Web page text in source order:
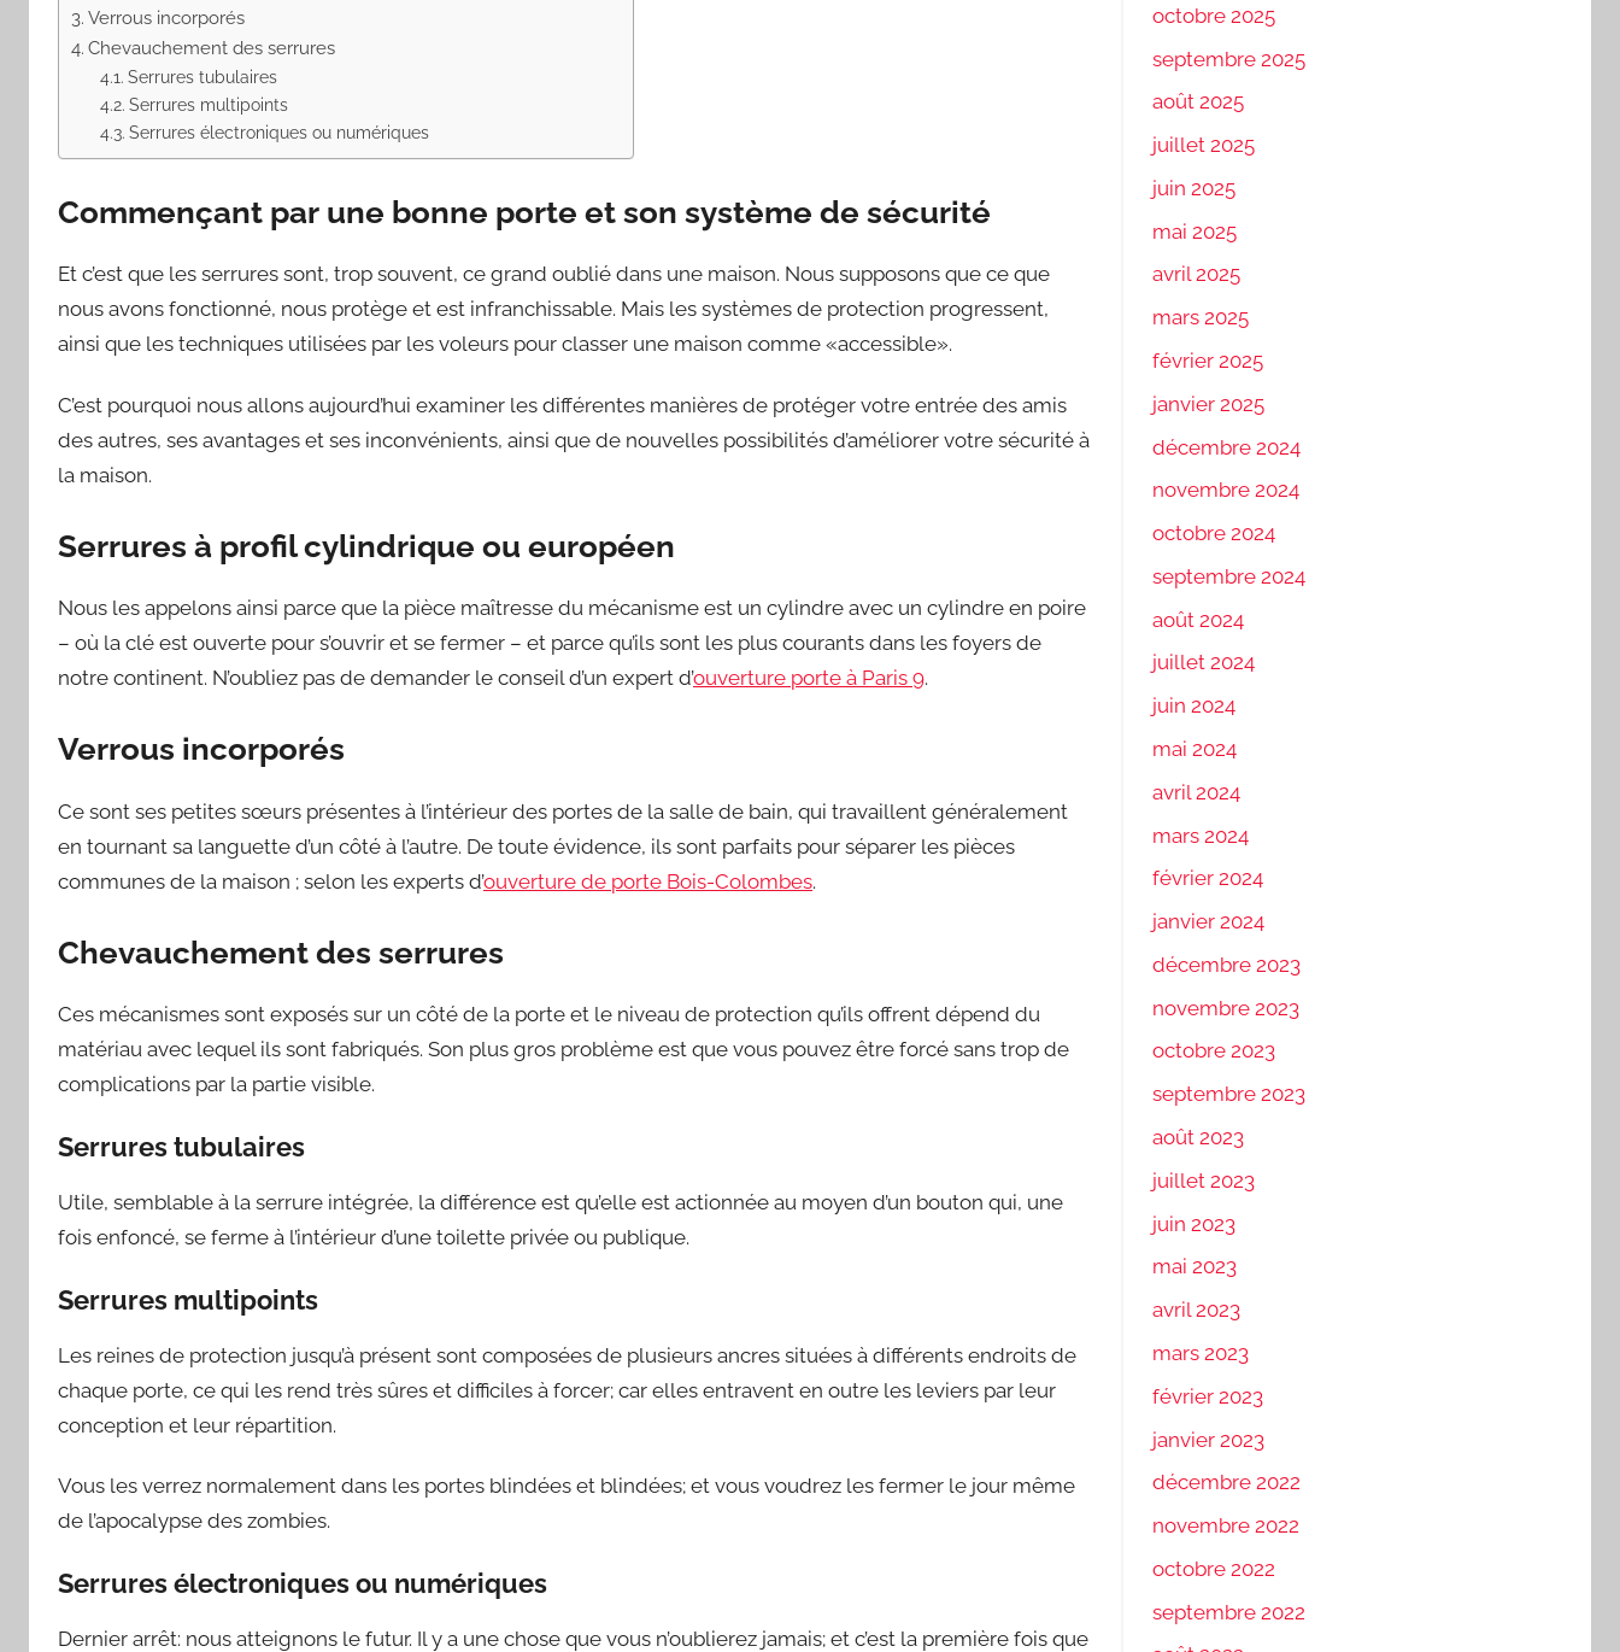
Verrous incorporés
Chevauchement des serrures
Serrures tubulaires
Serrures multipoints
Serrures électroniques ou numériques
Commençant par une bonne porte et son système de sécurité
Et c’est que les serrures sont, trop souvent, ce grand oublié dans une maison. Nous supposons que ce que
nous avons fonctionné, nous protège et est infranchissable. Mais les systèmes de protection progressent,
ainsi que les techniques utilisées par les voleurs pour classer une maison comme «accessible».
C’est pourquoi nous allons aujourd’hui examiner les différentes manières de protéger votre entrée des amis
des autres, ses avantages et ses inconvénients, ainsi que de nouvelles possibilités d’améliorer votre sécurité à
la maison.
Serrures à profil cylindrique ou européen
Nous les appelons ainsi parce que la pièce maîtresse du mécanisme est un cylindre avec un cylindre en poire
– où la clé est ouverte pour s’ouvrir et se fermer – et parce qu’ils sont les plus courants dans les foyers de
notre continent. N’oubliez pas de demander le conseil d’un expert d’ouverture porte à Paris 9.
Verrous incorporés
Ce sont ses petites sœurs présentes à l’intérieur des portes de la salle de bain, qui travaillent généralement
en tournant sa languette d’un côté à l’autre. De toute évidence, ils sont parfaits pour séparer les pièces
communes de la maison ; selon les experts d’ouverture de porte Bois-Colombes.
Chevauchement des serrures
Ces mécanismes sont exposés sur un côté de la porte et le niveau de protection qu’ils offrent dépend du
matériau avec lequel ils sont fabriqués. Son plus gros problème est que vous pouvez être forcé sans trop de
complications par la partie visible.
Serrures tubulaires
Utile, semblable à la serrure intégrée, la différence est qu’elle est actionnée au moyen d’un bouton qui, une
fois enfoncé, se ferme à l’intérieur d’une toilette privée ou publique.
Serrures multipoints
Les reines de protection jusqu’à présent sont composées de plusieurs ancres situées à différents endroits de
chaque porte, ce qui les rend très sûres et difficiles à forcer; car elles entravent en outre les leviers par leur
conception et leur répartition.
Vous les verrez normalement dans les portes blindées et blindées; et vous voudrez les fermer le jour même
de l’apocalypse des zombies.
Serrures électroniques ou numériques
Dernier arrêt: nous atteignons le futur. Il y a une chose que vous n’oublierez jamais; et c’est la première fois que
octobre 2025
septembre 2025
août 2025
juillet 2025
juin 2025
mai 2025
avril 2025
mars 2025
février 2025
janvier 2025
décembre 2024
novembre 2024
octobre 2024
septembre 2024
août 2024
juillet 2024
juin 2024
mai 2024
avril 2024
mars 2024
février 2024
janvier 2024
décembre 2023
novembre 2023
octobre 2023
septembre 2023
août 2023
juillet 2023
juin 2023
mai 2023
avril 2023
mars 2023
février 2023
janvier 2023
décembre 2022
novembre 2022
octobre 2022
septembre 2022